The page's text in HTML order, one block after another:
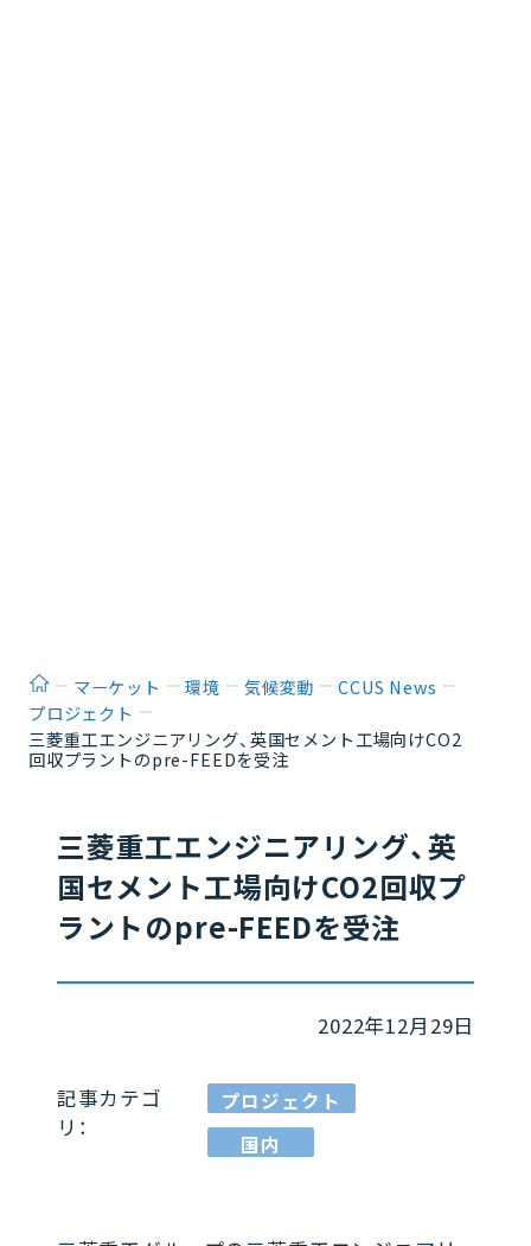
ホームマーケット 環境 気候変動
CCUS News
プロジェクト
三菱重工エンジニアリング、英国セメント工場向けCO2
回収プラントのpre-FEEDを受注
三菱重工エンジニアリング、英
国セメント工場向けCO2回収プ
ラントのpre-FEEDを受注
2022年12月29日
記事カテゴ
リ：
プロジェクト
国内